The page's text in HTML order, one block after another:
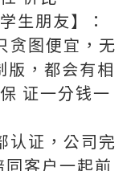
生朋友】：
贪图便宜，无
版，都会有相
证一分钱一
认证，公司完
客户一起前